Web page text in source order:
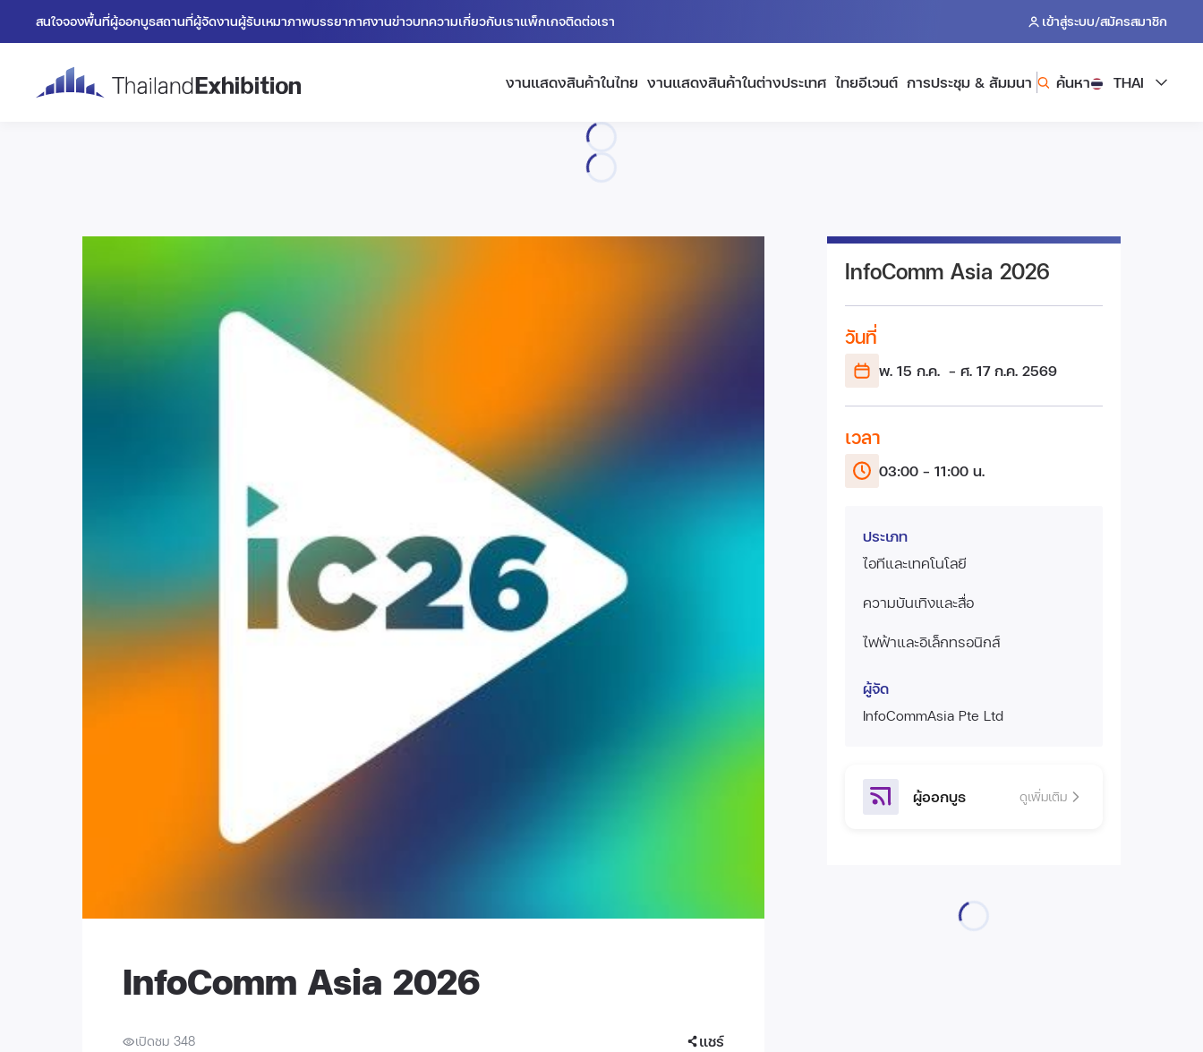
สนใจจองพื้นที่ผู้ออกบูธสถานที่ผู้จัดงานผู้รับเหมาภาพบรรยากาศงานข่าวบทความเกี่ยวกับเราแพ็กเกจติดต่อเรา เข้าสู่ระบบ/สมัครสมาชิก
งานแสดงสินค้าในไทย งานแสดงสินค้าในต่างประเทศ ไทยอีเวนต์ การประชุม & สัมมนา ค้นหา THAI
InfoComm Asia 2026
วันที่
พ. 15 ก.ค. - ศ. 17 ก.ค. 2569
เวลา
03:00 - 11:00 น.
ประเภท
ไอทีและเทคโนโลยี
ความบันเทิงและสื่อ
ไฟฟ้าและอิเล็กทรอนิกส์
ผู้จัด
InfoCommAsia Pte Ltd
ผู้ออกบูธ ดูเพิ่มเติม
InfoComm Asia 2026
เปิดชม 348 แชร์